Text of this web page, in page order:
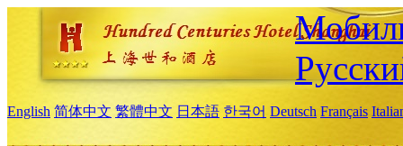
English 简体中文 繁體中文 日本語 한국어 Deutsch Français